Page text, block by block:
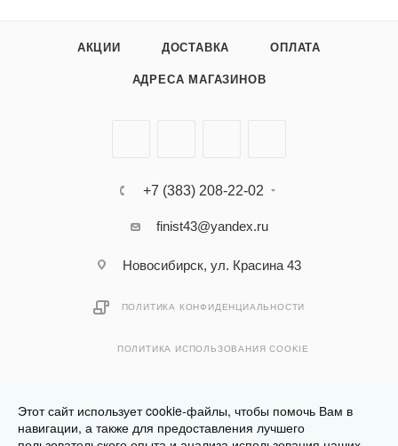
АКЦИИ ДОСТАВКА ОПЛАТА
АДРЕСА МАГАЗИНОВ
+7 (383) 208-22-02
finist43@yandex.ru
Новосибирск, ул. Красина 43
ПОЛИТИКА КОНФИДЕНЦИАЛЬНОСТИ
ПОЛИТИКА ИСПОЛЬЗОВАНИЯ COOKIE
Этот сайт использует cookie-файлы, чтобы помочь Вам в
навигации, а также для предоставления лучшего